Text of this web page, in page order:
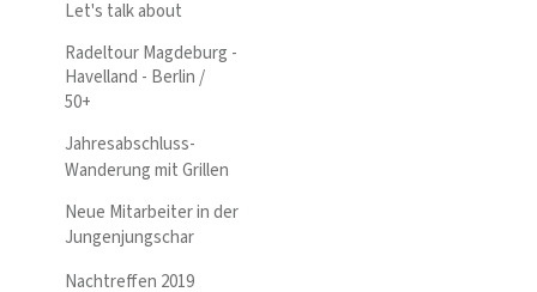
Let's talk about
Radeltour Magdeburg -
Havelland - Berlin /
50+
Jahresabschluss-
Wanderung mit Grillen
Neue Mitarbeiter in der
Jungenjungschar
Nachtreffen 2019